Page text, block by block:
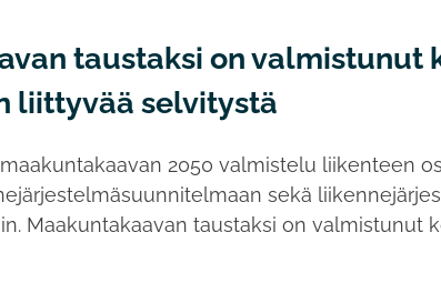
taustaksi on valmistunut
liittyvää selvitystä
2050 valmistelu liikenteen
sekä
Maakuntakaavan taustaksi on valmistunut